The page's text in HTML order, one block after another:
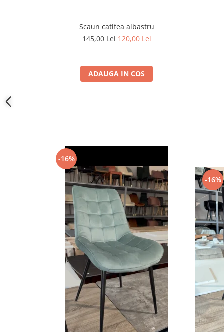
Scaun catifea albastru
145,00 Lei120,00 Lei
ADAUGA IN COS
-16%
-16%